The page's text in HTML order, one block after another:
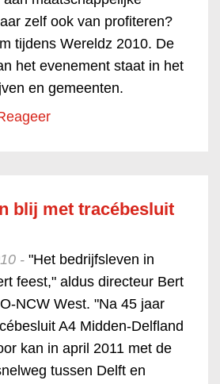
zelf ook van profiteren?
tijdens Wereldz 2010. De
het evenement staat in het
en gemeenten.
blij met tracébesluit
- "Het bedrijfsleven in
feest," aldus directeur Bert
NCW West. "Na 45 jaar
A4 Midden-Delfland
kan in april 2011 met de
tussen Delft en